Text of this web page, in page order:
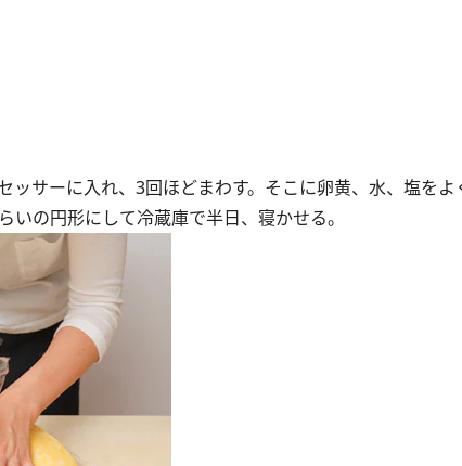
サーに入れ、3回ほどまわす。そこに卵黄、水、塩をよ
の円形にして冷蔵庫で半日、寝かせる。